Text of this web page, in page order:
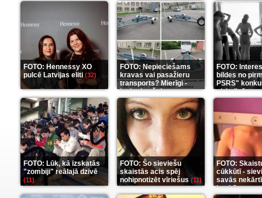
FOTO: Hennessy XO
pulcē Latvijas eliti(32)
FOTO: Nepieciešams
kravas vai pasažieru
transports? Mierīgi -
ieskaties šeit(35)
FOTO:
bildes no
PSRS"
aizkulisēm
FOTO: Lūk, kā izskatās
"zombiji" reālajā dzīvē
(11)
FOTO: Šo sieviešu
skaistās acis spēj
nohipnotizēt vīriešus (11)
FOTO:
cūkkūtī -
savās
istabās(12)